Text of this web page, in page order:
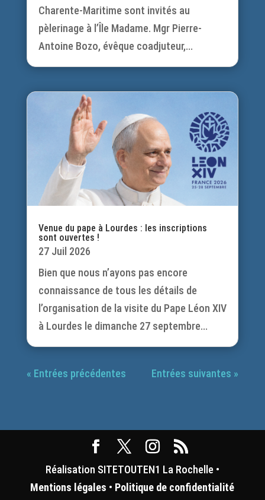
Charente-Maritime sont invités au
pèlerinage à l’Île Madame. Mgr Pierre-
Antoine Bozo, évêque coadjuteur,...
Venue du pape à Lourdes : les inscriptions
sont ouvertes !
27 Juil 2026
Bien que nous n’ayons pas encore
connaissance de tous les détails de
l’organisation de la visite du Pape Léon XIV
à Lourdes le dimanche 27 septembre...
« Entrées précédentes Entrées suivantes »
Réalisation SITETOUTEN1 La Rochelle •
Mentions légales • Politique de confidentialité